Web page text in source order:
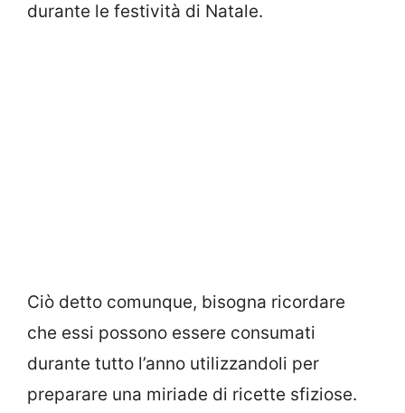
durante le festività di Natale.
Ciò detto comunque, bisogna ricordare
che essi possono essere consumati
durante tutto l’anno utilizzandoli per
preparare una miriade di ricette sfiziose.